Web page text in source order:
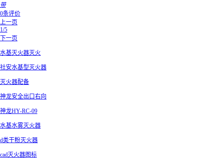
带
0条评价
上一页
1/5
下一页
水基灭火器灭火
社安水基型灭火器
灭火器配备
神龙安全出口右向
神龙HY-RC-09
水基水雾灭火器
d类干粉灭火器
cad灭火器图标